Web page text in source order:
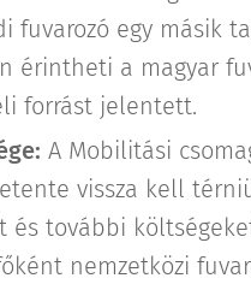
fuvarozó egy másik
érintheti a magyar
forrást jelentett.
A Mobilitási
vissza kell
és további
nemzetközi